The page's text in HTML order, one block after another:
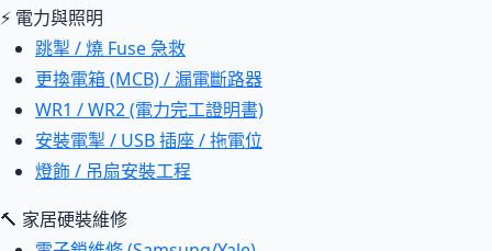
⚡ 電力與照明
跳掣 / 燒 Fuse 急救
更換電箱 (MCB) / 漏電斷路器
WR1 / WR2 (電力完工證明書)
安裝電掣 / USB 插座 / 拖電位
燈飾 / 吊扇安裝工程
🔨 家居硬裝維修